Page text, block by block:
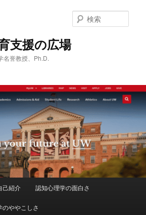
支援の広場
誉教授、Ph.D.
索
己紹介 認知心理学の面白さ
のややこしさ